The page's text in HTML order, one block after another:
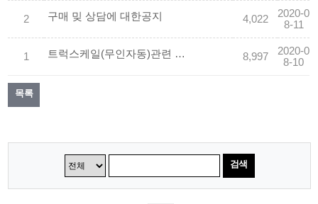
2 구매 밎 상담에 대한공지 4,022
2020-0
8-11
1 트럭스케일(무인자동)관련 필수 사항입니다. 8,997
2020-0
8-10
목록
검색